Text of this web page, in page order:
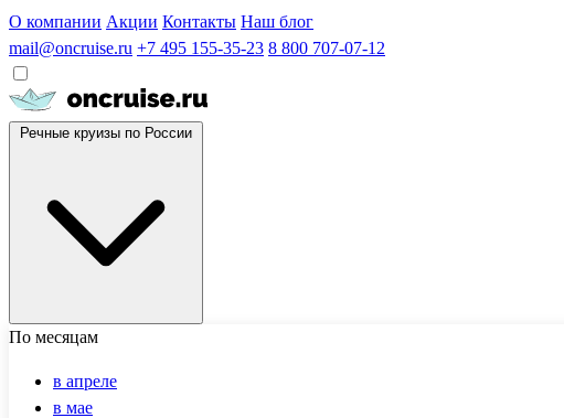
О компании Акции Контакты Наш блог
mail@oncruise.ru +7 495 155-35-23 8 800 707-07-12
По месяцам
в апреле
в мае